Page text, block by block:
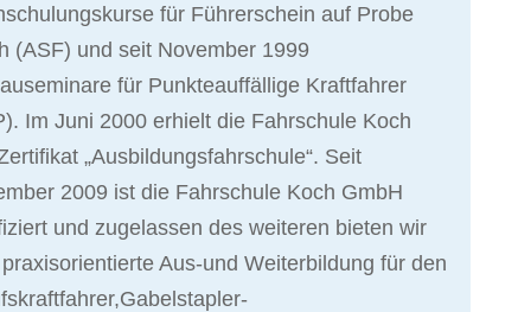
für Führerschein auf Probe
(ASF) und seit November 1999
für Punkteauffällige Kraftfahrer
Im Juni 2000 erhielt die Fahrschule Koch
„Ausbildungsfahrschule“. Seit
2009 ist die Fahrschule Koch GmbH
und zugelassen des weiteren bieten wir
Aus-und Weiterbildung für den